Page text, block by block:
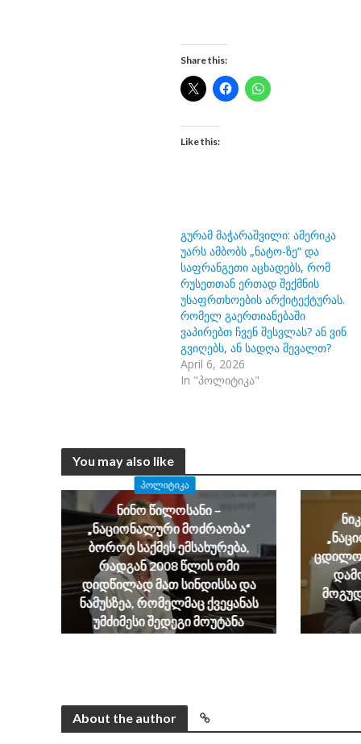
Share this:
Like this:
გურამ მაჭარაშვილი: ამერიკა
უარს ამბობს „ნატო-ზე“ და
საფრანგეთი აცხადებს, რომ
რუსეთთან ერთად შექმნის
უსაფრთხოების არქიტექტურას.
რომელ გაერთიანებაში
ვაპირებთ ჩვენ შესვლას? ან ვინ
გვიღებს, ან სადღა შევალთ?
April 6, 2026
In "პოლიტიკა"
You may also like
ᲞᲝᲚᲘᲢᲘᲙᲐ
ნინო წილოსანი –
„ნაციონალური მოძრაობა“
ბოროტ საქმეს ემსახურება,
რადგან 2008 წლის ომი
დიდწილად მათ სინდისსა და
ნამუსზეა, რომელმაც ქვეყანას
უმძიმესი შედეგი მოუტანა
About the author